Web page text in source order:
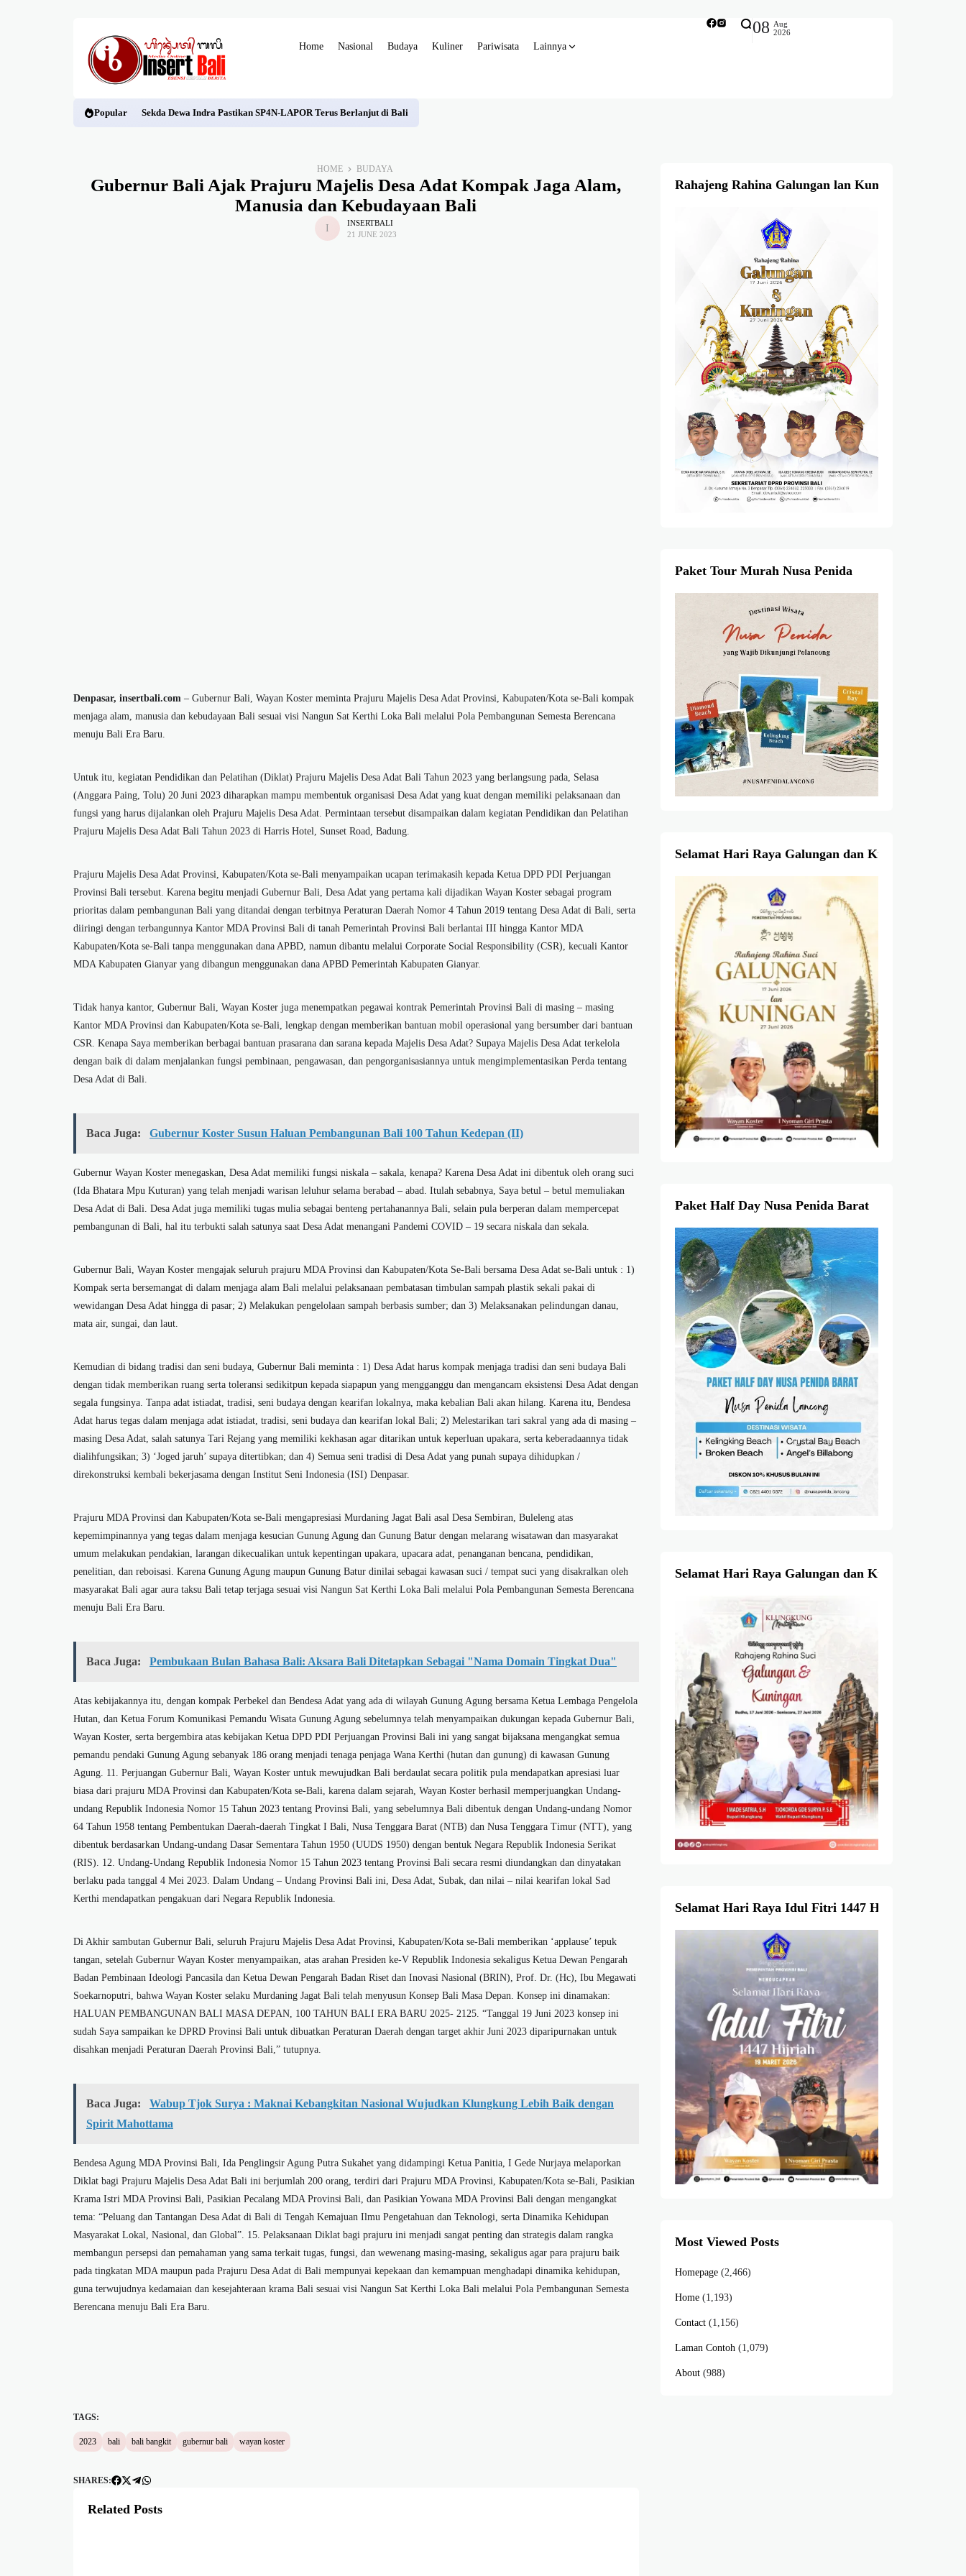
Home Nasional Budaya Kuliner Pariwisata Lainnya
08 Aug
2026
Popular Sekda Dewa Indra Pastikan SP4N-LAPOR Terus Berlanjut di Bali
HOME BUDAYA
Gubernur Bali Ajak Prajuru Majelis Desa Adat Kompak Jaga Alam,
Manusia dan Kebudayaan Bali
INSERTBALI
21 JUNE 2023
Denpasar, insertbali.com – Gubernur Bali, Wayan Koster meminta Prajuru Majelis Desa Adat Provinsi, Kabupaten/Kota se-Bali kompak
menjaga alam, manusia dan kebudayaan Bali sesuai visi Nangun Sat Kerthi Loka Bali melalui Pola Pembangunan Semesta Berencana
menuju Bali Era Baru.
Untuk itu, kegiatan Pendidikan dan Pelatihan (Diklat) Prajuru Majelis Desa Adat Bali Tahun 2023 yang berlangsung pada, Selasa
(Anggara Paing, Tolu) 20 Juni 2023 diharapkan mampu membentuk organisasi Desa Adat yang kuat dengan memiliki pelaksanaan dan
fungsi yang harus dijalankan oleh Prajuru Majelis Desa Adat. Permintaan tersebut disampaikan dalam kegiatan Pendidikan dan Pelatihan
Prajuru Majelis Desa Adat Bali Tahun 2023 di Harris Hotel, Sunset Road, Badung.
Prajuru Majelis Desa Adat Provinsi, Kabupaten/Kota se-Bali menyampaikan ucapan terimakasih kepada Ketua DPD PDI Perjuangan
Provinsi Bali tersebut. Karena begitu menjadi Gubernur Bali, Desa Adat yang pertama kali dijadikan Wayan Koster sebagai program
prioritas dalam pembangunan Bali yang ditandai dengan terbitnya Peraturan Daerah Nomor 4 Tahun 2019 tentang Desa Adat di Bali, serta
diiringi dengan terbangunnya Kantor MDA Provinsi Bali di tanah Pemerintah Provinsi Bali berlantai III hingga Kantor MDA
Kabupaten/Kota se-Bali tanpa menggunakan dana APBD, namun dibantu melalui Corporate Social Responsibility (CSR), kecuali Kantor
MDA Kabupaten Gianyar yang dibangun menggunakan dana APBD Pemerintah Kabupaten Gianyar.
Tidak hanya kantor, Gubernur Bali, Wayan Koster juga menempatkan pegawai kontrak Pemerintah Provinsi Bali di masing – masing
Kantor MDA Provinsi dan Kabupaten/Kota se-Bali, lengkap dengan memberikan bantuan mobil operasional yang bersumber dari bantuan
CSR. Kenapa Saya memberikan berbagai bantuan prasarana dan sarana kepada Majelis Desa Adat? Supaya Majelis Desa Adat terkelola
dengan baik di dalam menjalankan fungsi pembinaan, pengawasan, dan pengorganisasiannya untuk mengimplementasikan Perda tentang
Desa Adat di Bali.
Baca Juga: Gubernur Koster Susun Haluan Pembangunan Bali 100 Tahun Kedepan (II)
Gubernur Wayan Koster menegaskan, Desa Adat memiliki fungsi niskala – sakala, kenapa? Karena Desa Adat ini dibentuk oleh orang suci
(Ida Bhatara Mpu Kuturan) yang telah menjadi warisan leluhur selama berabad – abad. Itulah sebabnya, Saya betul – betul memuliakan
Desa Adat di Bali. Desa Adat juga memiliki tugas mulia sebagai benteng pertahanannya Bali, selain pula berperan dalam mempercepat
pembangunan di Bali, hal itu terbukti salah satunya saat Desa Adat menangani Pandemi COVID – 19 secara niskala dan sekala.
Gubernur Bali, Wayan Koster mengajak seluruh prajuru MDA Provinsi dan Kabupaten/Kota Se-Bali bersama Desa Adat se-Bali untuk : 1)
Kompak serta bersemangat di dalam menjaga alam Bali melalui pelaksanaan pembatasan timbulan sampah plastik sekali pakai di
wewidangan Desa Adat hingga di pasar; 2) Melakukan pengelolaan sampah berbasis sumber; dan 3) Melaksanakan pelindungan danau,
mata air, sungai, dan laut.
Kemudian di bidang tradisi dan seni budaya, Gubernur Bali meminta : 1) Desa Adat harus kompak menjaga tradisi dan seni budaya Bali
dengan tidak memberikan ruang serta toleransi sedikitpun kepada siapapun yang mengganggu dan mengancam eksistensi Desa Adat dengan
segala fungsinya. Tanpa adat istiadat, tradisi, seni budaya dengan kearifan lokalnya, maka kebalian Bali akan hilang. Karena itu, Bendesa
Adat harus tegas dalam menjaga adat istiadat, tradisi, seni budaya dan kearifan lokal Bali; 2) Melestarikan tari sakral yang ada di masing –
masing Desa Adat, salah satunya Tari Rejang yang memiliki kekhasan agar ditarikan untuk keperluan upakara, serta keberadaannya tidak
dialihfungsikan; 3) ‘Joged jaruh’ supaya ditertibkan; dan 4) Semua seni tradisi di Desa Adat yang punah supaya dihidupkan /
direkonstruksi kembali bekerjasama dengan Institut Seni Indonesia (ISI) Denpasar.
Prajuru MDA Provinsi dan Kabupaten/Kota se-Bali mengapresiasi Murdaning Jagat Bali asal Desa Sembiran, Buleleng atas
kepemimpinannya yang tegas dalam menjaga kesucian Gunung Agung dan Gunung Batur dengan melarang wisatawan dan masyarakat
umum melakukan pendakian, larangan dikecualikan untuk kepentingan upakara, upacara adat, penanganan bencana, pendidikan,
penelitian, dan reboisasi. Karena Gunung Agung maupun Gunung Batur dinilai sebagai kawasan suci / tempat suci yang disakralkan oleh
masyarakat Bali agar aura taksu Bali tetap terjaga sesuai visi Nangun Sat Kerthi Loka Bali melalui Pola Pembangunan Semesta Berencana
menuju Bali Era Baru.
Baca Juga: Pembukaan Bulan Bahasa Bali: Aksara Bali Ditetapkan Sebagai "Nama Domain Tingkat Dua"
Atas kebijakannya itu, dengan kompak Perbekel dan Bendesa Adat yang ada di wilayah Gunung Agung bersama Ketua Lembaga Pengelola
Hutan, dan Ketua Forum Komunikasi Pemandu Wisata Gunung Agung sebelumnya telah menyampaikan dukungan kepada Gubernur Bali,
Wayan Koster, serta bergembira atas kebijakan Ketua DPD PDI Perjuangan Provinsi Bali ini yang sangat bijaksana mengangkat semua
pemandu pendaki Gunung Agung sebanyak 186 orang menjadi tenaga penjaga Wana Kerthi (hutan dan gunung) di kawasan Gunung
Agung. 11. Perjuangan Gubernur Bali, Wayan Koster untuk mewujudkan Bali berdaulat secara politik pula mendapatkan apresiasi luar
biasa dari prajuru MDA Provinsi dan Kabupaten/Kota se-Bali, karena dalam sejarah, Wayan Koster berhasil memperjuangkan Undang-
undang Republik Indonesia Nomor 15 Tahun 2023 tentang Provinsi Bali, yang sebelumnya Bali dibentuk dengan Undang-undang Nomor
64 Tahun 1958 tentang Pembentukan Daerah-daerah Tingkat I Bali, Nusa Tenggara Barat (NTB) dan Nusa Tenggara Timur (NTT), yang
dibentuk berdasarkan Undang-undang Dasar Sementara Tahun 1950 (UUDS 1950) dengan bentuk Negara Republik Indonesia Serikat
(RIS). 12. Undang-Undang Republik Indonesia Nomor 15 Tahun 2023 tentang Provinsi Bali secara resmi diundangkan dan dinyatakan
berlaku pada tanggal 4 Mei 2023. Dalam Undang – Undang Provinsi Bali ini, Desa Adat, Subak, dan nilai – nilai kearifan lokal Sad
Kerthi mendapatkan pengakuan dari Negara Republik Indonesia.
Di Akhir sambutan Gubernur Bali, seluruh Prajuru Majelis Desa Adat Provinsi, Kabupaten/Kota se-Bali memberikan ‘applause’ tepuk
tangan, setelah Gubernur Wayan Koster menyampaikan, atas arahan Presiden ke-V Republik Indonesia sekaligus Ketua Dewan Pengarah
Badan Pembinaan Ideologi Pancasila dan Ketua Dewan Pengarah Badan Riset dan Inovasi Nasional (BRIN), Prof. Dr. (Hc), Ibu Megawati
Soekarnoputri, bahwa Wayan Koster selaku Murdaning Jagat Bali telah menyusun Konsep Bali Masa Depan. Konsep ini dinamakan:
HALUAN PEMBANGUNAN BALI MASA DEPAN, 100 TAHUN BALI ERA BARU 2025- 2125. “Tanggal 19 Juni 2023 konsep ini
sudah Saya sampaikan ke DPRD Provinsi Bali untuk dibuatkan Peraturan Daerah dengan target akhir Juni 2023 diparipurnakan untuk
disahkan menjadi Peraturan Daerah Provinsi Bali,” tutupnya.
Baca Juga:
Wabup Tjok Surya : Maknai Kebangkitan Nasional Wujudkan Klungkung Lebih Baik dengan
Spirit Mahottama
Bendesa Agung MDA Provinsi Bali, Ida Penglingsir Agung Putra Sukahet yang didampingi Ketua Panitia, I Gede Nurjaya melaporkan
Diklat bagi Prajuru Majelis Desa Adat Bali ini berjumlah 200 orang, terdiri dari Prajuru MDA Provinsi, Kabupaten/Kota se-Bali, Pasikian
Krama Istri MDA Provinsi Bali, Pasikian Pecalang MDA Provinsi Bali, dan Pasikian Yowana MDA Provinsi Bali dengan mengangkat
tema: “Peluang dan Tantangan Desa Adat di Bali di Tengah Kemajuan Ilmu Pengetahuan dan Teknologi, serta Dinamika Kehidupan
Masyarakat Lokal, Nasional, dan Global”. 15. Pelaksanaan Diklat bagi prajuru ini menjadi sangat penting dan strategis dalam rangka
membangun persepsi dan pemahaman yang sama terkait tugas, fungsi, dan wewenang masing-masing, sekaligus agar para prajuru baik
pada tingkatan MDA maupun pada Prajuru Desa Adat di Bali mempunyai kepekaan dan kemampuan menghadapi dinamika kehidupan,
guna terwujudnya kedamaian dan kesejahteraan krama Bali sesuai visi Nangun Sat Kerthi Loka Bali melalui Pola Pembangunan Semesta
Berencana menuju Bali Era Baru.
TAGS:
2023 bali bali bangkit gubernur bali wayan koster
SHARES:
Related Posts
Rahajeng Rahina Galungan lan Kuningan
Paket Tour Murah Nusa Penida
Selamat Hari Raya Galungan dan Kuningan
Paket Half Day Nusa Penida Barat
Selamat Hari Raya Galungan dan Kuningan
Selamat Hari Raya Idul Fitri 1447 Hijriah
Most Viewed Posts
Homepage (2,466)
Home (1,193)
Contact (1,156)
Laman Contoh (1,079)
About (988)